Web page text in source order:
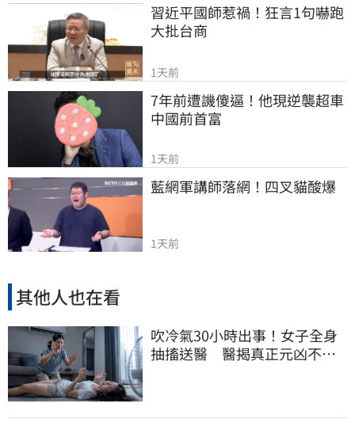
習近平國師惹禍！狂言1句嚇跑
大批台商
1天前
7年前遭譏傻逼！他現逆襲超車
中國前首富
1天前
藍網軍講師落網！四叉貓酸爆
1天前
其他人也在看
吹冷氣30小時出事！女子全身
抽搐送醫 醫揭真正元凶不是